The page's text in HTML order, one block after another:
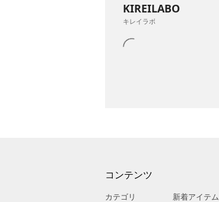
KIREILABO
キレイラボ
コンテンツ
カテゴリ 新着アイテム